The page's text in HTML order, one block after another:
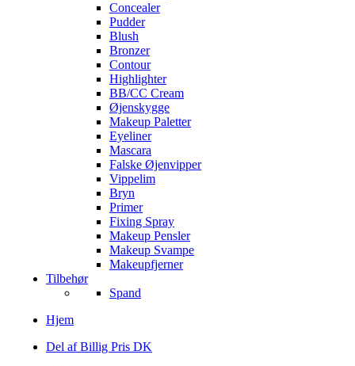
Concealer
Pudder
Blush
Bronzer
Contour
Highlighter
BB/CC Cream
Øjenskygge
Makeup Paletter
Eyeliner
Mascara
Falske Øjenvipper
Vippelim
Bryn
Primer
Fixing Spray
Makeup Pensler
Makeup Svampe
Makeupfjerner
Tilbehør
Spand
Hjem
Del af Billig Pris DK